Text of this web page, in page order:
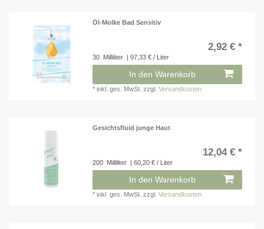
Öl-Molke Bad Sensitiv
2,92 € *
30 Milliliter | 97,33 € / Liter
In den Warenkorb
*inkl. ges. MwSt. zzgl.Versandkosten
Gesichtsfluid junge Haut
12,04 € *
200 Milliliter | 60,20 € / Liter
In den Warenkorb
*inkl. ges. MwSt. zzgl.Versandkosten